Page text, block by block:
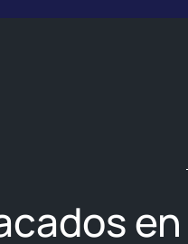
en